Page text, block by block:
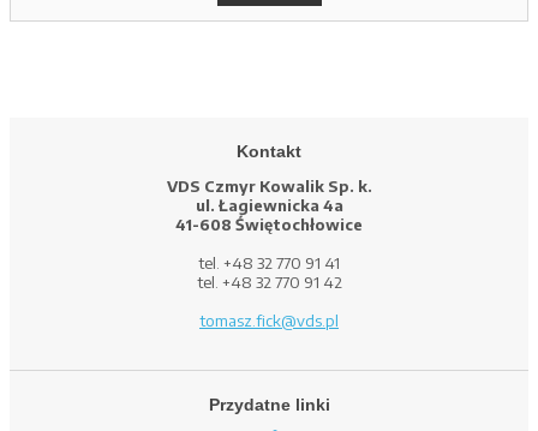
Kontakt
VDS Czmyr Kowalik Sp. k.
ul. Łagiewnicka 4a
41-608 Świętochłowice
tel. +48 32 770 91 41
tel. +48 32 770 91 42
tomasz.fick@vds.pl
Przydatne linki